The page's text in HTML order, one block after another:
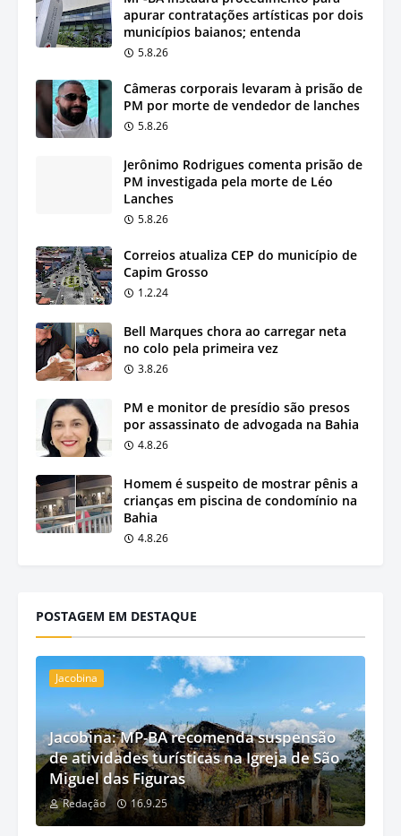
apurar contratações artísticas por dois
municípios baianos; entenda
5.8.26
Câmeras corporais levaram à prisão de
PM por morte de vendedor de lanches
5.8.26
Jerônimo Rodrigues comenta prisão de
PM investigada pela morte de Léo
Lanches
5.8.26
Correios atualiza CEP do município de
Capim Grosso
1.2.24
Bell Marques chora ao carregar neta
no colo pela primeira vez
3.8.26
PM e monitor de presídio são presos
por assassinato de advogada na Bahia
4.8.26
Homem é suspeito de mostrar pênis a
crianças em piscina de condomínio na
Bahia
4.8.26
POSTAGEM EM DESTAQUE
Jacobina
Jacobina: MP-BA recomenda suspensão
de atividades turísticas na Igreja de São
Miguel das Figuras
Redação 16.9.25